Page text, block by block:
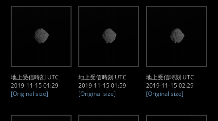
地上受信時刻 UTC
2019-11-15 01:29
[Original size]
地上受信時刻 UTC
2019-11-15 01:59
[Original size]
地上受信時刻 UTC
2019-11-15 02:29
[Original size]